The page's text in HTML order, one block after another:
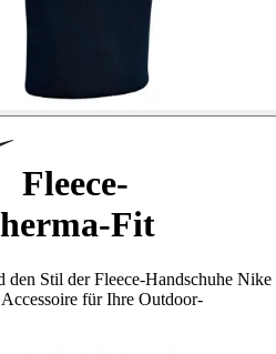
Fleece-
Fit
Stil der Fleece-Handschuhe Nike
für Ihre Outdoor-